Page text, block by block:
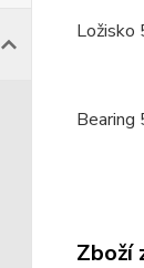
Ložisko
Zboží